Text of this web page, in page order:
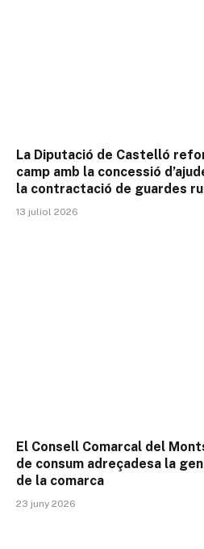
La Diputació de Castelló
camp amb la concessió
la contractació de guardes
13 juliol 2026
El Consell Comarcal del
de consum adreçadesa la
de la comarca
23 juny 2026